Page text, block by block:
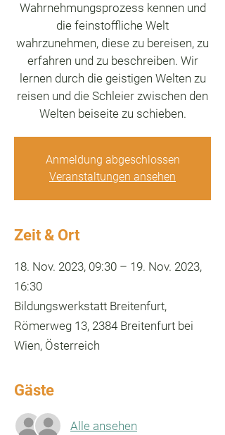
Wahrnehmungsprozess kennen und
die feinstoffliche Welt
wahrzunehmen, diese zu bereisen, zu
erfahren und zu beschreiben. Wir
lernen durch die geistigen Welten zu
reisen und die Schleier zwischen den
Welten beiseite zu schieben.
Anmeldung abgeschlossen
Veranstaltungen ansehen
Zeit & Ort
18. Nov. 2023, 09:30 – 19. Nov. 2023,
16:30
Bildungswerkstatt Breitenfurt,
Römerweg 13, 2384 Breitenfurt bei
Wien, Österreich
Gäste
Alle ansehen